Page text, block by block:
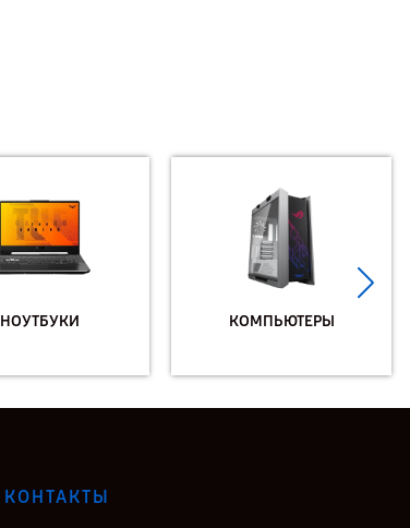
НОУТБУКИ КОМПЬЮТЕРЫ
КОНТАКТЫ